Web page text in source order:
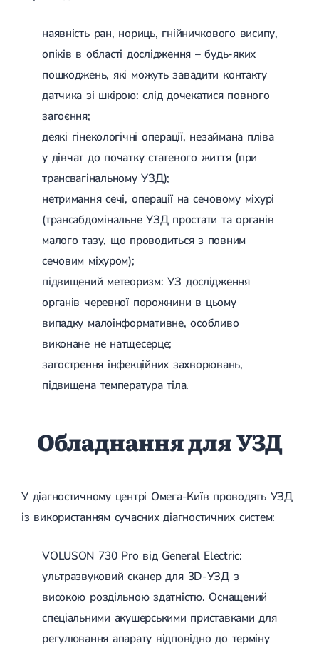
наявність ран, нориць, гнійничкового висипу,
опіків в області дослідження – будь-яких
пошкоджень, які можуть завадити контакту
датчика зі шкірою: слід дочекатися повного
загоєння;
деякі гінекологічні операції, незаймана пліва
у дівчат до початку статевого життя (при
трансвагінальному УЗД);
нетримання сечі, операції на сечовому міхурі
(трансабдомінальне УЗД простати та органів
малого тазу, що проводиться з повним
сечовим міхуром);
підвищений метеоризм: УЗ дослідження
органів черевної порожнини в цьому
випадку малоінформативне, особливо
виконане не натщесерце;
загострення інфекційних захворювань,
підвищена температура тіла.
Обладнання для УЗД
У діагностичному центрі Омега-Київ проводять УЗД
із використанням сучасних діагностичних систем:
VOLUSON 730 Pro від General Electric:
ультразвуковий сканер для 3D-УЗД з
високою роздільною здатністю. Оснащений
спеціальними акушерськими приставками для
регулювання апарату відповідно до терміну